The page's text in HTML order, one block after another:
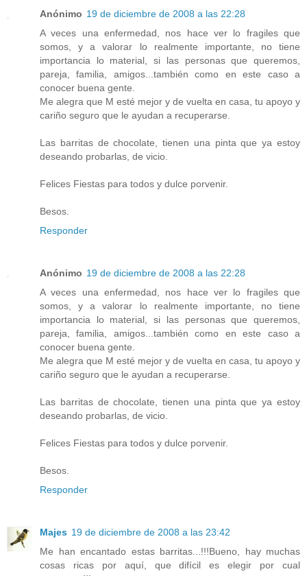
Anónimo 19 de diciembre de 2008 a las 22:28
A veces una enfermedad, nos hace ver lo fragiles que
somos, y a valorar lo realmente importante, no tiene
importancia lo material, si las personas que queremos,
pareja, familia, amigos...también como en este caso a
conocer buena gente.
Me alegra que M esté mejor y de vuelta en casa, tu apoyo y
cariño seguro que le ayudan a recuperarse.
Las barritas de chocolate, tienen una pinta que ya estoy
deseando probarlas, de vicio.
Felices Fiestas para todos y dulce porvenir.
Besos.
Responder
Anónimo 19 de diciembre de 2008 a las 22:28
A veces una enfermedad, nos hace ver lo fragiles que
somos, y a valorar lo realmente importante, no tiene
importancia lo material, si las personas que queremos,
pareja, familia, amigos...también como en este caso a
conocer buena gente.
Me alegra que M esté mejor y de vuelta en casa, tu apoyo y
cariño seguro que le ayudan a recuperarse.
Las barritas de chocolate, tienen una pinta que ya estoy
deseando probarlas, de vicio.
Felices Fiestas para todos y dulce porvenir.
Besos.
Responder
Majes 19 de diciembre de 2008 a las 23:42
Me han encantado estas barritas...!!!Bueno, hay muchas
cosas ricas por aquí, que difícil es elegir por cual